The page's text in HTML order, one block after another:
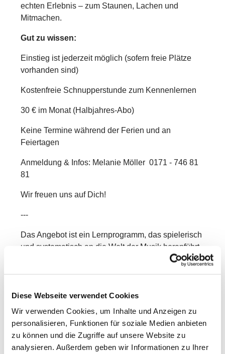
Diese Webseite verwendet Cookies
Wir verwenden Cookies, um Inhalte und Anzeigen zu
personalisieren, Funktionen für soziale Medien anbieten
zu können und die Zugriffe auf unsere Website zu
analysieren. Außerdem geben wir Informationen zu Ihrer
echten Erlebnis – zum Staunen, Lachen und
Mitmachen.
Gut zu wissen:
Einstieg ist jederzeit möglich (sofern freie Plätze
vorhanden sind)
Kostenfreie Schnupperstunde zum Kennenlernen
30 € im Monat (Halbjahres-Abo)
Keine Termine während der Ferien und an
Feiertagen
Anmeldung & Infos: Melanie Möller 0171 - 746 81
81
Wir freuen uns auf Dich!
---
Das Angebot ist ein Lernprogramm, das spielerisch
und systematisch an die Welt der Musik heranführt.
In Kleingruppen entdecken die Kinder mit Freude
Bewegung & Tanz
Musikhören